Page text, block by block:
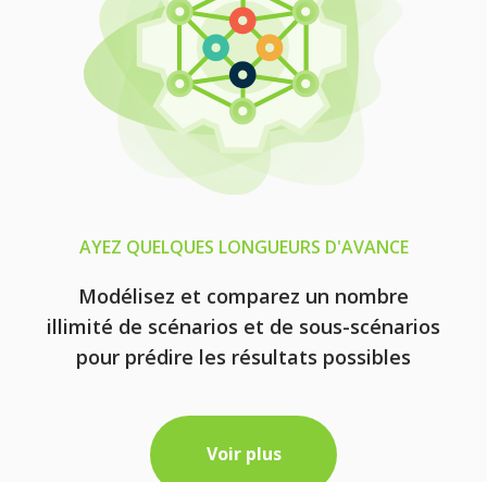
AYEZ QUELQUES LONGUEURS D'AVANCE
Modélisez et comparez un nombre
illimité de scénarios et de sous-scénarios
pour prédire les résultats possibles
Voir plus